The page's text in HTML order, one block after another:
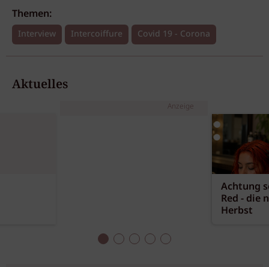
Themen:
Interview Intercoiffure Covid 19 - Corona
Aktuelles
Anzeige
Achtung
Red - die
Herbst